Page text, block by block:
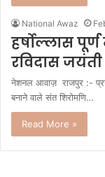
National Awaz
हर्षोल्लास
रविदास जयंती
नेशनल आवाज़ राजपुर :-
बनाने वाले संत शिरोमणि…
Read More »